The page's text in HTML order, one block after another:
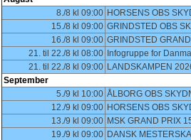
8./8 kl 09:00 HORSENS OBS
15./8 kl 09:00 GRINDSTED OBS
16./8 kl 09:00 GRINDSTED
21. til 22./8 kl 08:00 Infogruppe for
21. til 22./8 kl 09:00 LANDSKAMPEN
September
5./9 kl 10:00 ÅLBORG OBS
12./9 kl 09:00 HORSENS OBS
13./9 kl 09:00 MSK GRAND PRIX
19./9 kl 09:00 DANSK